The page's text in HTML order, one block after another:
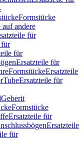
Formstücke
auf andere
für
für
für
Ersatzteile für
FormstückeErsatzteile
Ersatzteile für
Geberit
Formstücke
Ersatzteile für
Ersatzteile
für